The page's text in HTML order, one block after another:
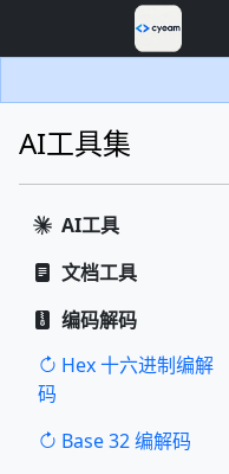
AI工具集
AI工具
文档工具
编码解码
Hex 十六进制编解
码
Base 32 编解码